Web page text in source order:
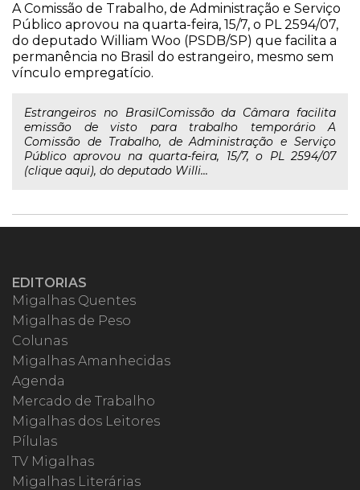
A Comissão de Trabalho, de Administração e Serviço
Público aprovou na quarta-feira, 15/7, o PL 2594/07,
do deputado William Woo (PSDB/SP) que facilita a
permanência no Brasil do estrangeiro, mesmo sem
vínculo empregatício.
Estrangeiros no BrasilComissão da Câmara facilita
emissão de visto para trabalho temporário A
Comissão de Trabalho, de Administração e Serviço
Público aprovou na quarta-feira, 15/7, o PL 2594/07
(clique aqui), do deputado Willi...
EDITORIAS
Migalhas Quentes
Migalhas de Peso
Colunas
Migalhas Amanhecidas
Agenda
Mercado de Trabalho
Migalhas dos Leitores
Pílulas
TV Migalhas
Migalhas Literárias